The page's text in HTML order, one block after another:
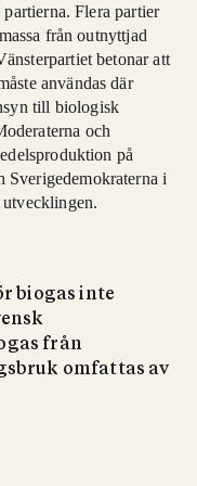
Flera partier
från outnyttjad
betonar att
användas där
till biologisk
och
på
Sverigedemokraterna i
biogas inte
från
omfattas av